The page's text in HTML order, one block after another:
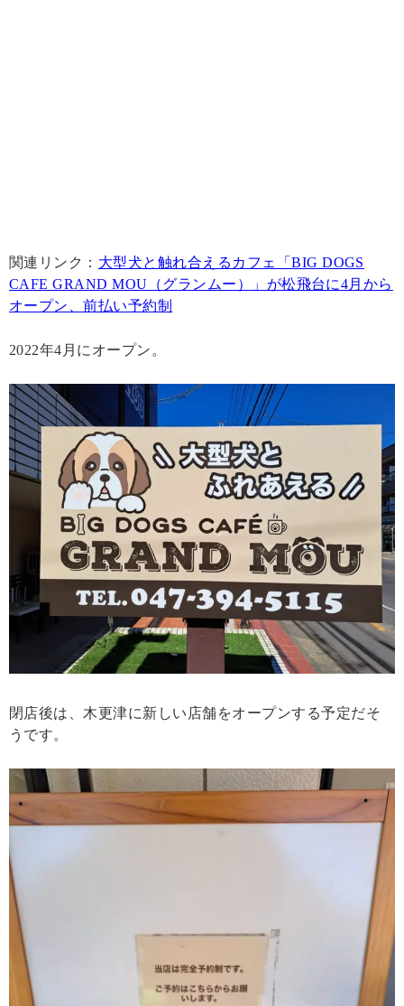
関連リンク： 大型犬と触れ合えるカフェ「BIG DOGS
CAFE GRAND MOU（グランムー）」が松飛台に4月から
オープン、前払い予約制
2022年4月にオープン。
閉店後は、木更津に新しい店舗をオープンする予定だそ
うです。